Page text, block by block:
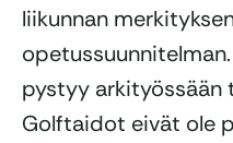
liikunnan
pystyy arkityössään
Golftaidot eivät ole